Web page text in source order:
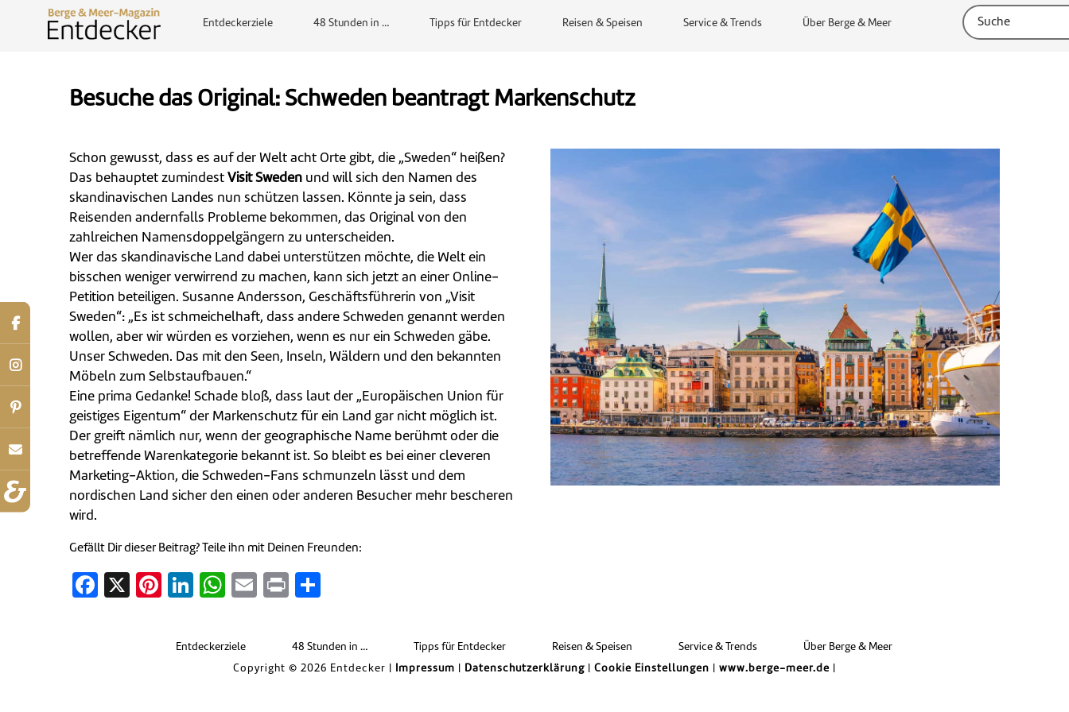
Entdeckerziele 48 Stunden in … Tipps für Entdecker Reisen & Speisen Service & Trends Über Berge & Meer
Besuche das Original: Schweden beantragt Markenschutz
Schon gewusst, dass es auf der Welt acht Orte gibt, die „Sweden“ heißen?
Das behauptet zumindest Visit Sweden und will sich den Namen des
skandinavischen Landes nun schützen lassen. Könnte ja sein, dass
Reisenden andernfalls Probleme bekommen, das Original von den
zahlreichen Namensdoppelgängern zu unterscheiden.
Wer das skandinavische Land dabei unterstützen möchte, die Welt ein
bisschen weniger verwirrend zu machen, kann sich jetzt an einer Online-
Petition beteiligen. Susanne Andersson, Geschäftsführerin von „Visit
Sweden“: „Es ist schmeichelhaft, dass andere Schweden genannt werden
wollen, aber wir würden es vorziehen, wenn es nur ein Schweden gäbe.
Unser Schweden. Das mit den Seen, Inseln, Wäldern und den bekannten
Möbeln zum Selbstaufbauen.“
Eine prima Gedanke! Schade bloß, dass laut der „Europäischen Union für
geistiges Eigentum“ der Markenschutz für ein Land gar nicht möglich ist.
Der greift nämlich nur, wenn der geographische Name berühmt oder die
betreffende Warenkategorie bekannt ist. So bleibt es bei einer cleveren
Marketing-Aktion, die Schweden-Fans schmunzeln lässt und dem
nordischen Land sicher den einen oder anderen Besucher mehr bescheren
wird.
Gefällt Dir dieser Beitrag? Teile ihn mit Deinen Freunden:
Facebook
X Pinterest
LinkedIn
WhatsApp
EmailPrint
Entdeckerziele 48 Stunden in … Tipps für Entdecker Reisen & Speisen Service & Trends Über Berge & Meer
Copyright © 2026 Entdecker | Impressum Datenschutzerklärung Cookie Einstellungen www.berge-meer.de